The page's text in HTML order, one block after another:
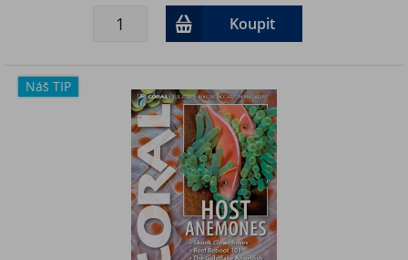
Koupit
Náš TIP